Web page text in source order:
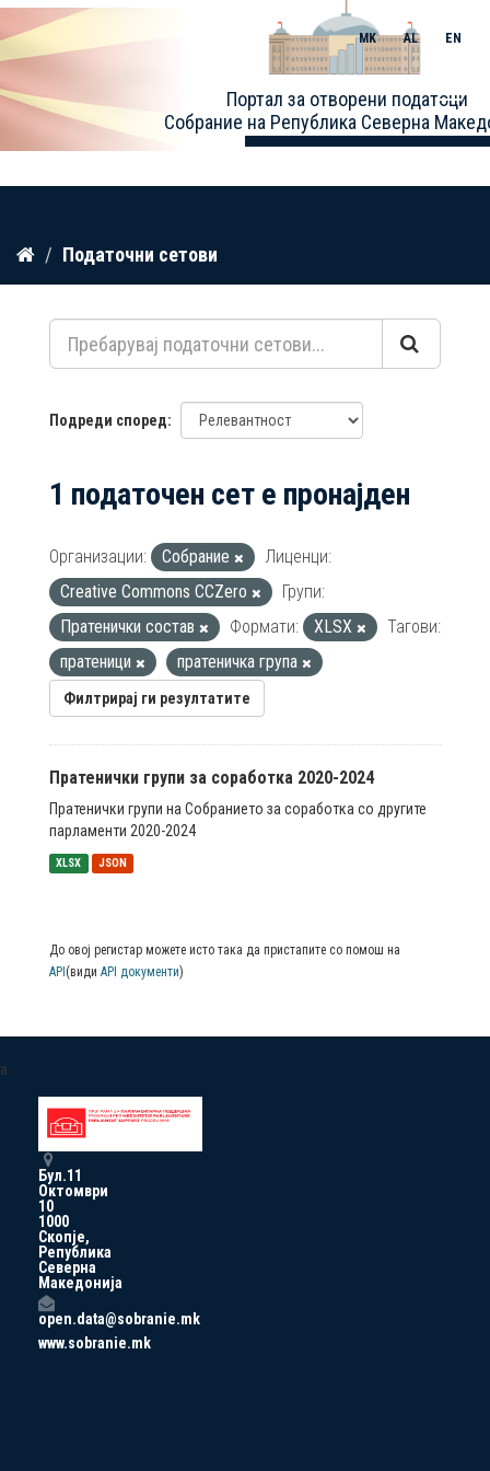
Прескокнете
содржина
Портал за отворени податоци
Собрание на Република Северна
MK AL EN
Toggle
Податочни сетови
Подреди според
1 податочен сет е пронајден
Организации: Собрание
Лиценци:
Creative Commons CCZero
Групи:
Пратенички состав
Формати: XLSX
Тагови:
пратеници
пратеничка група
Филтрирај ги резултатите
Пратенички групи за соработка 2020-2024
Пратенички групи на Собранието за соработка со другите
парламенти 2020-2024
XLSX JSON
До овој регистар можете исто така да пристапите со помош на
API (види API документи)
a
Бул.11
Октомври
10
1000
Скопје,
Република
Северна
Македонија
open.data@sobranie.mk
www.sobranie.mk